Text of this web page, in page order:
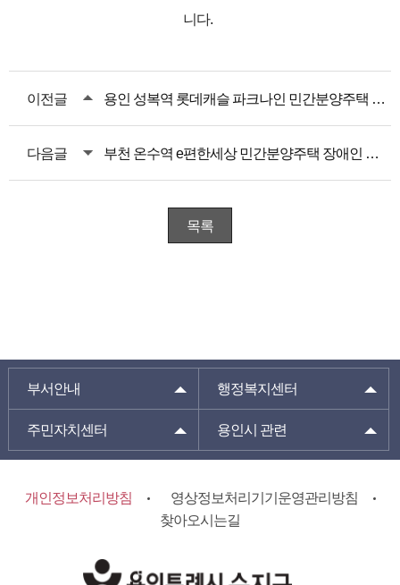
니다.
이전글 용인 성복역 롯데캐슬 파크나인 민간분양주택 장애인 특별공급 안내
다음글 부천 온수역 e편한세상 민간분양주택 장애인 특별공급 안내
목록
부서안내 행정복지센터
주민자치센터 용인시 관련
개인정보처리방침
영상정보처리기기운영관리방침
찾아오시는길